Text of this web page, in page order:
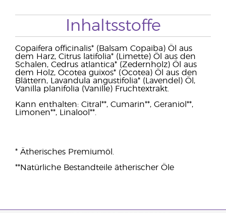
Inhaltsstoffe
Copaifera officinalis* (Balsam Copaiba) Öl aus
dem Harz, Citrus latifolia* (Limette) Öl aus den
Schalen, Cedrus atlantica* (Zedernholz) Öl aus
dem Holz, Ocotea guixos* (Ocotea) Öl aus den
Blättern, Lavandula angustifolia* (Lavendel) Öl,
Vanilla planifolia (Vanille) Fruchtextrakt.
Kann enthalten: Citral**, Cumarin**, Geraniol**,
Limonen**, Linalool**.
* Ätherisches Premiumöl.
**Natürliche Bestandteile ätherischer Öle